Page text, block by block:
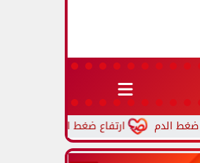
ارتفاع ضغط الدم أثناء النوم.. أسباب